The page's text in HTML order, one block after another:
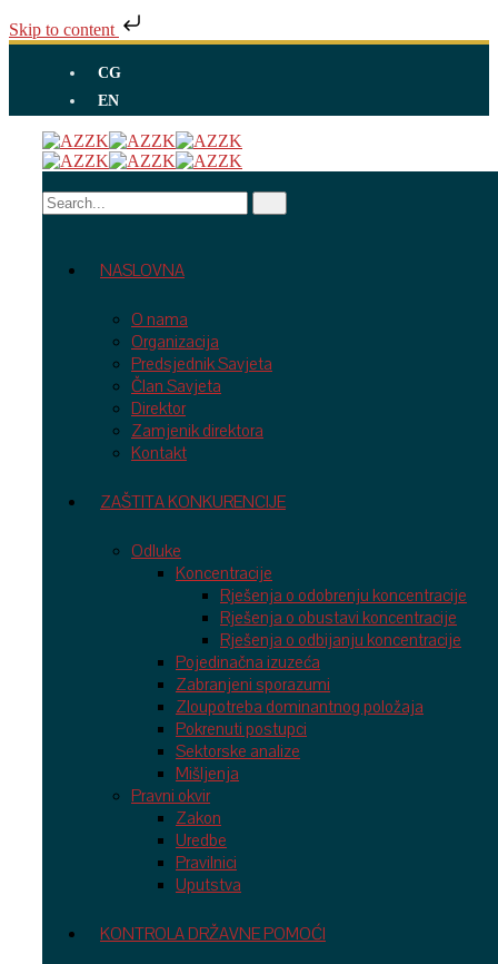
Skip to content
CG
EN
NASLOVNA
O nama
Organizacija
Predsjednik Savjeta
Član Savjeta
Direktor
Zamjenik direktora
Kontakt
ZAŠTITA KONKURENCIJE
Odluke
Koncentracije
Rješenja o odobrenju koncentracije
Rješenja o obustavi koncentracije
Rješenja o odbijanju koncentracije
Pojedinačna izuzeća
Zabranjeni sporazumi
Zloupotreba dominantnog položaja
Pokrenuti postupci
Sektorske analize
Mišljenja
Pravni okvir
Zakon
Uredbe
Pravilnici
Uputstva
KONTROLA DRŽAVNE POMOĆI